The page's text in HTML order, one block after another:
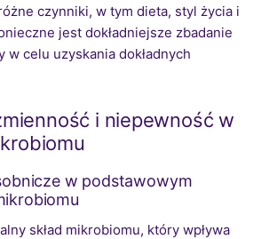
czynniki, w tym dieta, styl życia i
jest dokładniejsze zbadanie
celu uzyskania dokładnych
i niepewność w
w podstawowym
skład mikrobiomu, który wpływa